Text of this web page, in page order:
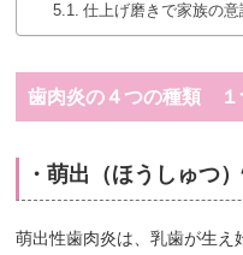
仕上げ磨きで家族の意
歯肉炎の４つの種類 １
・萌出（ほうしゅつ
萌出性歯肉炎は、乳歯が生え